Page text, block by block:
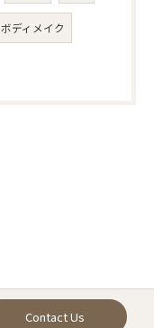
ボディメイク
Contact Us